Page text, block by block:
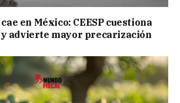
en México: CEESP cuestiona
y advierte mayor precarización